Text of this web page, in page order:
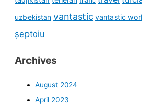
uzbekistan vantastic vantastic
șeptoiu
Archives
August 2024
April 2023